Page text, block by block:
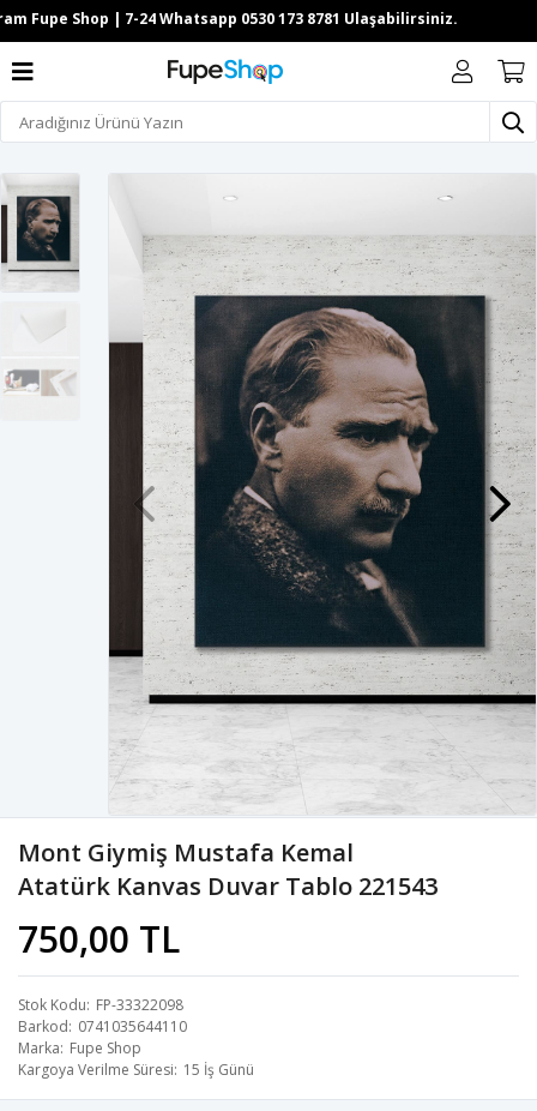
Mont Giymiş Mustafa Kemal
Atatürk Kanvas Duvar Tablo 221543
750,00 TL
Stok Kodu FP-33322098
Barkod 0741035644110
Marka Fupe Shop
Kargoya Verilme Süresi 15 İş Günü